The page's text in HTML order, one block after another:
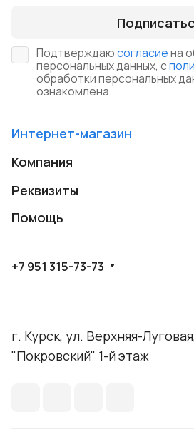
Подтверждаюсогласиена
персональных данных, с
обработки персональных
ознакомлена.
Интернет-магазин
Компания
Реквизиты
Помощь
+7 951 315-73-73
г. Курск, ул. Верхняя-
"Покровский" 1-й этаж